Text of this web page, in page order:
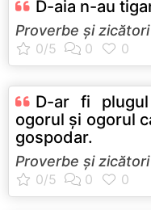
D-aia n-au
Proverbe și zicători
D-ar fi
ogorul şi ogorul
gospodar.
Proverbe și zicători